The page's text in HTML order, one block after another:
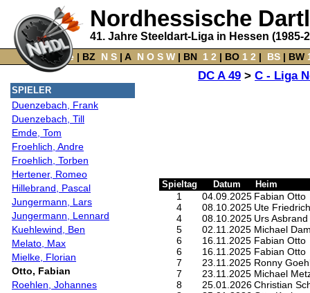
Nordhessische
41. Jahre Steeldart-Liga in Hessen (1985-
Home‌ | BZ N S‌ | A‌ N O S W‌ | BN‌ 1 2 | BO‌ 1 2 | BS| BW‌
DC A 49 > C - Liga
SPIELER
Duenzebach, Frank
Duenzebach, Till
Emde, Tom
Froehlich, Andre
Froehlich, Torben
Hertener, Romeo
Hillebrand, Pascal
Jungermann, Lars
Jungermann, Lennard
Kuehlewind, Ben
Melato, Max
Mielke, Florian
Otto, Fabian
Roehlen, Johannes
Spieltag Datum Heim
1 04.09.2025 Fabian Otto
4
08.10.2025 Ute
4
08.10.2025 Urs Asbrand
5
02.11.2025 Michael
6
16.11.2025 Fabian Otto
6
16.11.2025 Fabian Otto
7
23.11.2025 Ronny
7
23.11.2025 Michael
8
25.01.2026 Christian